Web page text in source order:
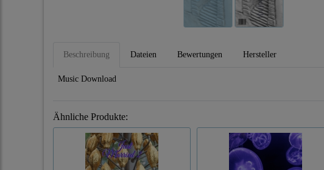
Beschreibung Dateien Bewertungen Hersteller
Music Download
Ähnliche Produkte: